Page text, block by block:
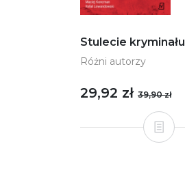
Stulecie kryminału
Różni autorzy
29,92 zł 39,90 zł